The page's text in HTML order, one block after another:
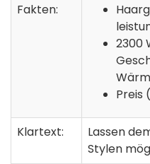
Fakten:
2300
Preis
Klartext:
Lassen
Stylen